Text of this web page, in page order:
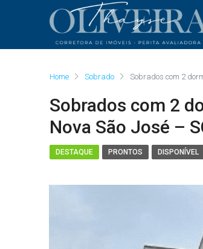
Home Sobrado Sobrados com 2
Sobrados com 2
Nova São José –
DESTAQUE PRONTOS DISPONÍVEL